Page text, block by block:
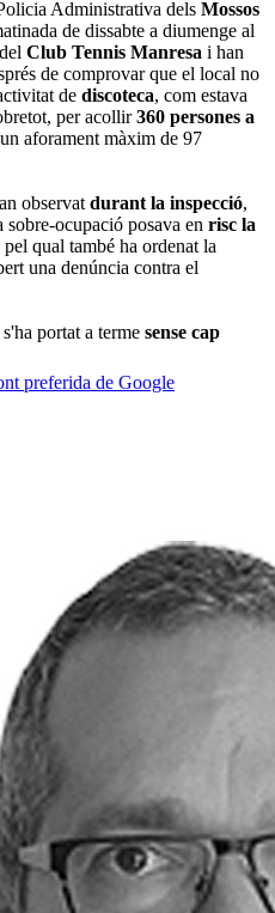
Administrativa dels Mossos
de dissabte a diumenge al
del Club Tennis Manresa i han
de comprovar que el local no
de discoteca, com estava
per acollir360 persones a
aforament màxim de 97
observat durant la inspecció,
sobre-ocupació posava en risc la
qual també ha ordenat la
una denúncia contra el
portat a terme sense cap
preferida de Google